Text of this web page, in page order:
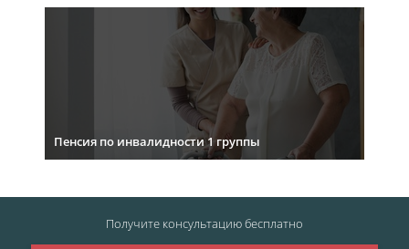
Пенсия по инвалидности 1 группы
Получите консультациюбесплатно